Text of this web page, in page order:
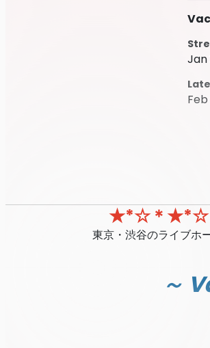
Jan
★*☆＊★*☆
東京・渋谷のライブホ
～